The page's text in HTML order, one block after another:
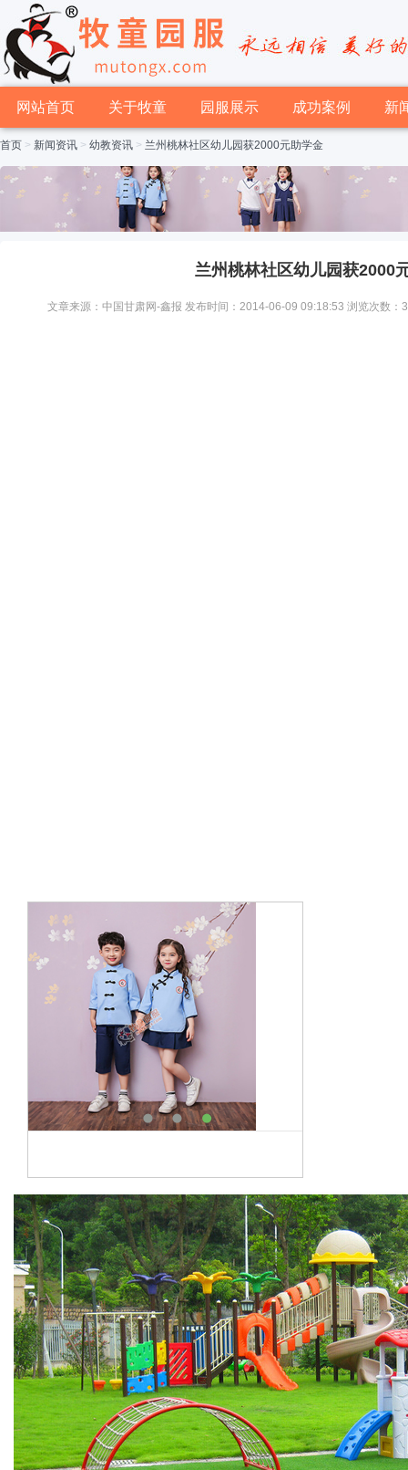
网站首页 关于牧童 园服展示 成功案例 新
首页 > 新闻资讯 > 幼教资讯 > 兰州桃林社区幼儿园获2000元助学金
兰州桃林社区幼儿园获2000
文章来源：中国甘肃网-鑫报 发布时间：2014-06-09 09:18:53 浏览次数：